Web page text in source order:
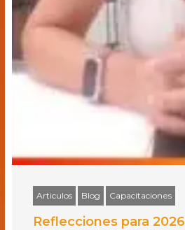
Articulos Blog Capacitaciones
Reflecciones para 2026